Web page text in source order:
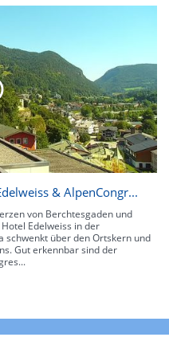
& AlpenCongr...
von Berchtesgaden und
Edelweiss in der
schwenkt über den Ortskern und
Gut erkennbar sind der